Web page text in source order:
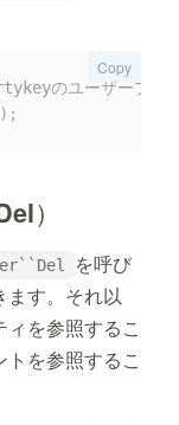
のユーザープロパ
) ;
Copy
）
を呼び
ます。それ以
を参照するこ
を参照するこ